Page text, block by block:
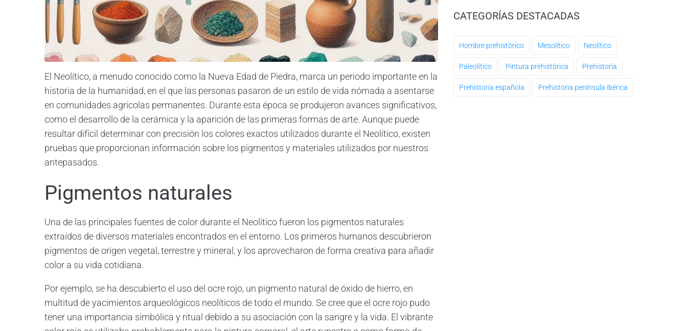
El Neolítico, a menudo conocido como la Nueva Edad de Piedra, marca un periodo importante en la
historia de la humanidad, en el que las personas pasaron de un estilo de vida nómada a asentarse
en comunidades agrícolas permanentes. Durante esta época se produjeron avances significativos,
como el desarrollo de la cerámica y la aparición de las primeras formas de arte. Aunque puede
resultar difícil determinar con precisión los colores exactos utilizados durante el Neolítico, existen
pruebas que proporcionan información sobre los pigmentos y materiales utilizados por nuestros
antepasados.
Pigmentos naturales
Una de las principales fuentes de color durante el Neolítico fueron los pigmentos naturales
extraídos de diversos materiales encontrados en el entorno. Los primeros humanos descubrieron
pigmentos de origen vegetal, terrestre y mineral, y los aprovecharon de forma creativa para añadir
color a su vida cotidiana.
Por ejemplo, se ha descubierto el uso del ocre rojo, un pigmento natural de óxido de hierro, en
multitud de yacimientos arqueológicos neolíticos de todo el mundo. Se cree que el ocre rojo pudo
tener una importancia simbólica y ritual debido a su asociación con la sangre y la vida. El vibrante
CATEGORÍAS DESTACADAS
Hombre prehistórico Mesolítico Neolítico
Paleolítico Pintura prehistórica Prehistoria
Prehistoria española Prehistoria península ibérica